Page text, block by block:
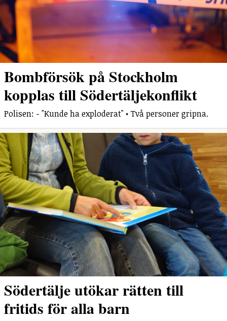
Bombförsök på Stockholm
kopplas till Södertäljekonflikt
Polisen: - "Kunde ha exploderat" • Två personer gripna.
Södertälje utökar rätten till
fritids för alla barn